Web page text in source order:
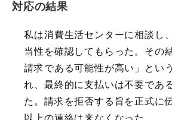
対応の結果
私は消費生活センターに相談し
当性を確認してもらった。その
請求である可能性が高い」とい
れ、最終的に支払いは不要であ
た。請求を拒否する旨を正式に